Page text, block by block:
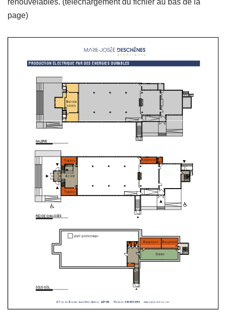
page)